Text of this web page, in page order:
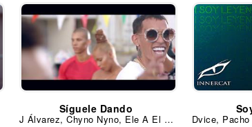
Síguele Dando
J Álvarez, Chyno Nyno, Ele A El Dominio y Pacho El Antifeka